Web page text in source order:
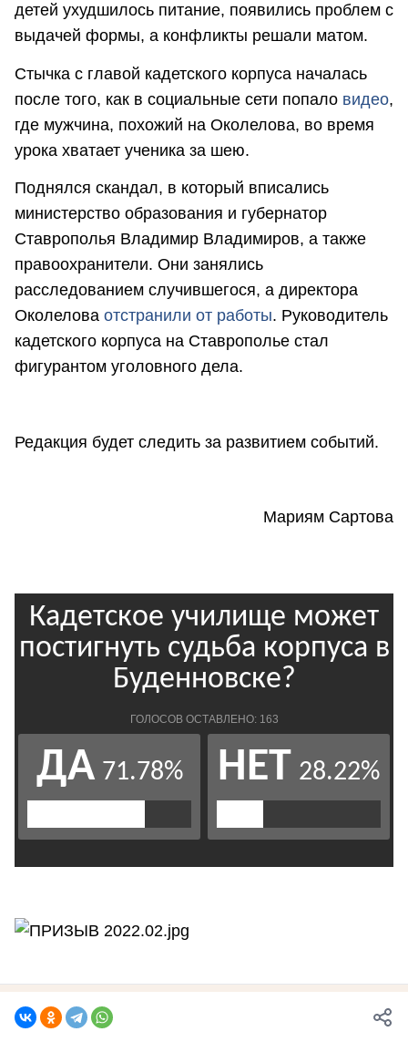
детей ухудшилось питание, появились проблем с
выдачей формы, а конфликты решали матом.
Стычка с главой кадетского корпуса началась
после того, как в социальные сети попало видео,
где мужчина, похожий на Околелова, во время
урока хватает ученика за шею.
Поднялся скандал, в который вписались
министерство образования и губернатор
Ставрополья Владимир Владимиров, а также
правоохранители. Они занялись
расследованием случившегося, а директора
Околелова отстранили от работы. Руководитель
кадетского корпуса на Ставрополье стал
фигурантом уголовного дела.
Редакция будет следить за развитием событий.
Мариям Сартова